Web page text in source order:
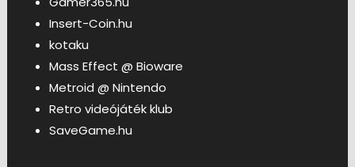
Insert-Coin.hu
kotaku
Mass Effect @ Bioware
Metroid @ Nintendo
Retro videójáték klub
SaveGame.hu